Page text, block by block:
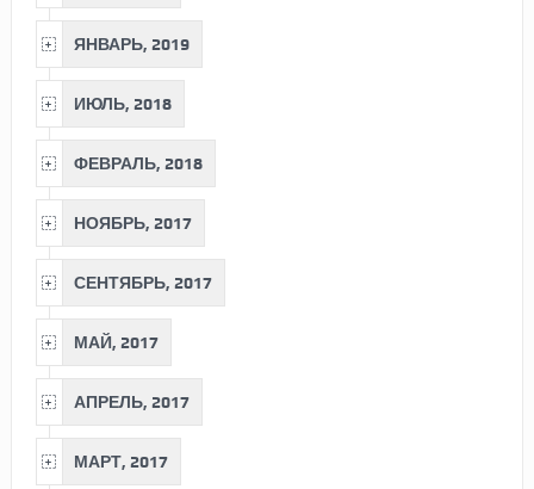
ЯНВАРЬ, 2019
ИЮЛЬ, 2018
ФЕВРАЛЬ, 2018
НОЯБРЬ, 2017
СЕНТЯБРЬ, 2017
МАЙ, 2017
АПРЕЛЬ, 2017
МАРТ, 2017